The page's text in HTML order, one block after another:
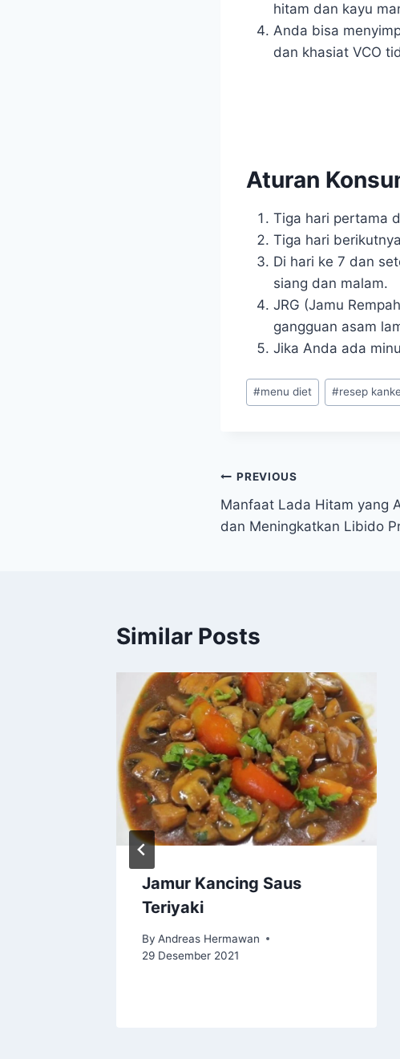
hitam dan kayu
Anda bisa
dan khasiat VCO
Aturan
Tiga hari pertama
Tiga hari
Di hari ke 7 dan
siang dan malam.
JRG (Jamu
gangguan asam
Jika Anda ada
Post
Tags:
#menu diet #resep
Navigasi
pos
PREVIOUS
Manfaat Lada Hitam yang
dan Meningkatkan Libido
Similar Posts
Jamur Kancing Saus
Teriyaki
By Andreas Hermawan
29 Desember 2021